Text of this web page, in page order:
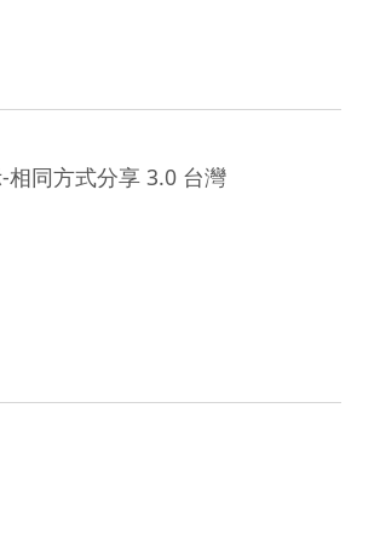
相同方式分享 3.0 台灣